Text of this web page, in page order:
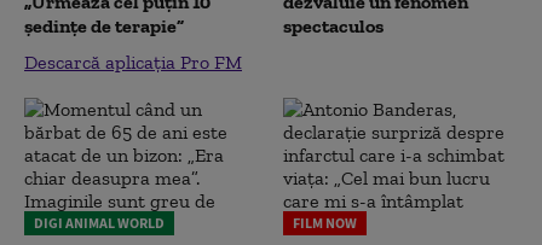
ședințe de terapie”
Descarcă aplicația Pro FM
spectaculos
DIGI ANIMAL WORLD FILM NOW